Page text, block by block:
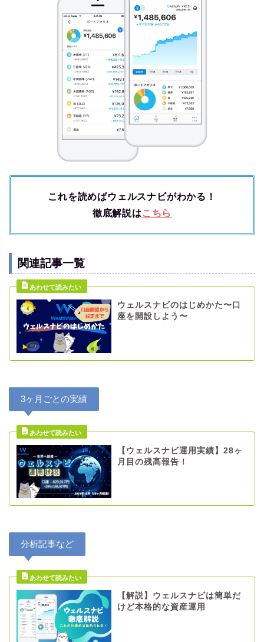
これを読めばウェルスナビがわかる！
徹底解説は こちら
関連記事一覧
ウェルスナビのはじめかた〜口
座を開設しよう〜
3ヶ月ごとの実績
【ウェルスナビ運用実績】28ヶ
月目の残高報告！
分析記事など
【解説】ウェルスナビは簡単だ
けど本格的な資産運用